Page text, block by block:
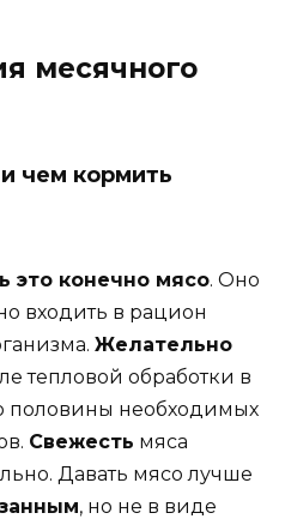
месячного
чем кормить
это конечно мясо. Оно
входить в рацион
Желательно
тепловой обработки в
половины необходимых
Свежесть мяса
Давать мясо лучше
, но не в виде